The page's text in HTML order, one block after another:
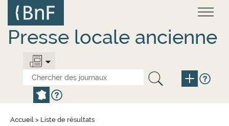
contenu
principal
Presse locale ancienne
Accueil > Liste de résultats
Panneau de gestion des cookies